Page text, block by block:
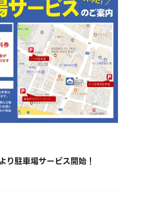
駐車場サービス開始！